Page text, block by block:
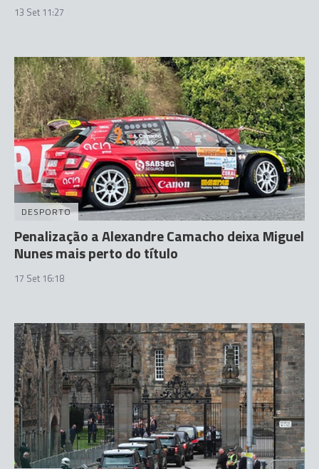
13 Set 11:27
DESPORTO
Penalização a Alexandre Camacho deixa Miguel
Nunes mais perto do título
17 Set 16:18